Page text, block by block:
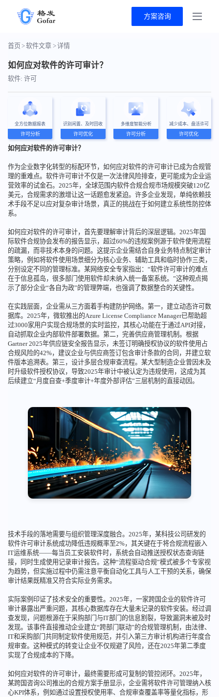
方案咨询
首页>软件文章 >详情
如何应对软件的许可审计？
软件: 许可
全方位数据报表
许可分析
识别闲置、及时回收
许可优化
多维度智能分析
许可分析
减少成本、盘活许可
许可优化
如何应对软件的许可审计？
作为企业数字化转型的标配环节，如何应对软件的许可审计已成为合规管
理的重难点。软件许可审计不仅是一次法律风险排查，更可能成为企业运
营效率的试金石。2025年，全球范围内软件合规合规市场规模突破120亿
美元，合规需求的激增让这一话题愈发紧迫。许多企业发现，单纯依赖技
术手段不足以应对复杂审计场景，真正的挑战在于如何建立系统性防控体
系。
如何应对软件的许可审计，首先要理解审计背后的深层逻辑。2025年国
际软件合规协会发布的报告显示，超过60%的违规案例源于软件使用流程
的疏漏，而非技术本身的问题。这提示企业需结合自身业务特点制定审计
策略，例如将软件使用场景细分为核心业务、辅助工具和临时协作三类，
分别设定不同的管理标准。某网络安全专家指出：“软件许可审计的难点
在于信息孤岛，很多部门使用软件却未纳入统一备案系统。”这种观点揭
示了部分企业“各自为政”的管理弊端，也强调了数据整合的关键性。
在实践层面，企业需从三方面着手构建防护网络。第一，建立动态许可数
据库。2025年，微软推出的Azure License Compliance Manager已帮助超
过3000家用户实现合规场景的实时监控，其核心功能在于通过API对接，
自动抓取企业内部软件部署数据。第二，完善供应商管理机制。根据
Gartner 2025年供应链安全报告显示，未签订明确授权协议的软件使用占
合规风险的42%，建议企业与供应商签订包含审计条款的合同，并建立软
件版本追溯表。第三，设计多层合规审查流程。某大型制造企业曾因未及
时升级软件授权协议，导致2025年审计中被认定为违规使用，这成为其
后续建立“月度自查+季度审计+年度外部评估”三层机制的直接动因。
技术手段的落地需要与组织管理深度融合。2025年，某科技公司研发的
软件许可审计系统成功降低违规概率至2%，其关键在于将合规流程嵌入
IT运维系统——每当员工安装软件时，系统会自动推送授权状态查询链
接，同时生成使用记录审计报告。这种“流程驱动合规”模式被多个专家视
为趋势，但实施过程中仍需注意平衡自动化工具与人工干预的关系，确保
审计结果既精准又符合实际业务需求。
实际案例印证了技术安全的重要性。2025年，一家跨国企业的软件许可
审计暴露出严重问题，其核心数据库存在大量未记录的软件安装。经过调
查发现，问题根源在于采购部门与IT部门的信息割裂，导致漏洞未被及时
发现。该事件直接推动企业建立“跨部门联动”的合规管理机制，由法律、
IT和采购部门共同制定软件使用规范，并引入第三方审计机构进行年度合
规审查。这种模式的转变让企业不仅规避了风险，还在2025年第二季度
实现了合规成本的下降。
如何应对软件的许可审计，最终需要形成可复制的管控闭环。2025年，
某跨国咨询公司推出的合规方案手册显示，企业需将软件许可管理纳入核
心KPI体系，例如通过设置授权使用率、合规审查覆盖率等量化指标，形